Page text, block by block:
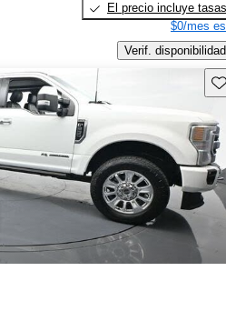
El precio incluye tasas
$0/mes
Verif. disponibilidad